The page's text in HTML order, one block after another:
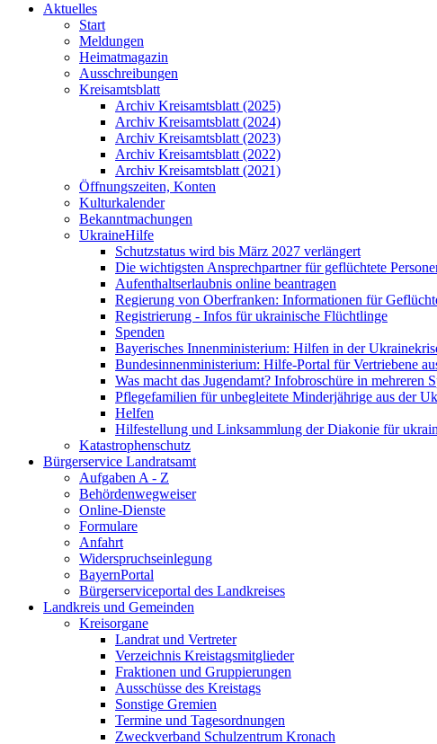
Aktuelles
Start
Meldungen
Heimatmagazin
Ausschreibungen
Kreisamtsblatt
Archiv Kreisamtsblatt (2025)
Archiv Kreisamtsblatt (2024)
Archiv Kreisamtsblatt (2023)
Archiv Kreisamtsblatt (2022)
Archiv Kreisamtsblatt (2021)
Öffnungszeiten, Konten
Kulturkalender
Bekanntmachungen
UkraineHilfe
Schutzstatus wird bis März 2027 verlängert
Die wichtigsten Ansprechpartner für geflüchtete
Aufenthaltserlaubnis online beantragen
Regierung von Oberfranken: Informationen für
Registrierung - Infos für ukrainische Flüchtlinge
Spenden
Bayerisches Innenministerium: Hilfen in der
Bundesinnenministerium: Hilfe-Portal für Vertriebene
Was macht das Jugendamt? Infobroschüre in mehreren
Pflegefamilien für unbegleitete Minderjährige aus der
Helfen
Hilfestellung und Linksammlung der Diakonie für
Katastrophenschutz
Bürgerservice Landratsamt
Aufgaben A - Z
Behördenwegweiser
Online-Dienste
Formulare
Anfahrt
Widerspruchseinlegung
BayernPortal
Bürgerserviceportal des Landkreises
Landkreis und Gemeinden
Kreisorgane
Landrat und Vertreter
Verzeichnis Kreistagsmitglieder
Fraktionen und Gruppierungen
Ausschüsse des Kreistags
Sonstige Gremien
Termine und Tagesordnungen
Zweckverband Schulzentrum Kronach